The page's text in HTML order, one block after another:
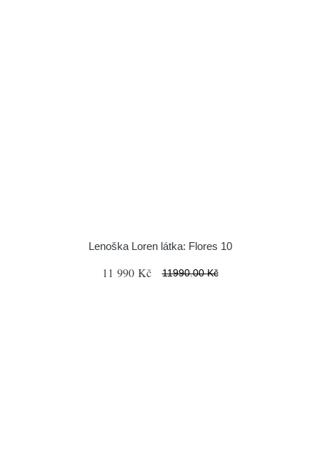
Lenoška Loren látka: Flores 10
11 990 Kč 11990.00 Kč